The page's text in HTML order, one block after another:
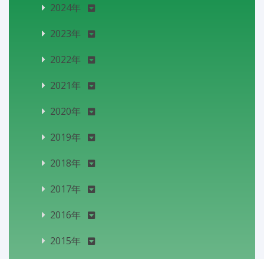
2024年
2023年
2022年
2021年
2020年
2019年
2018年
2017年
2016年
2015年